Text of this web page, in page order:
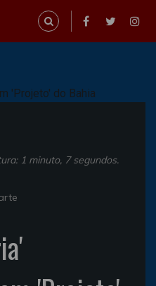
1 minuto, 7 segundos.